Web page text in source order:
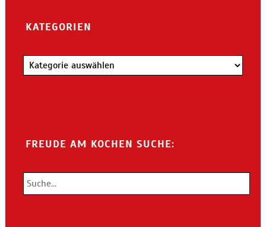
KATEGORIEN
Kategorien
FREUDE AM KOCHEN SUCHE: